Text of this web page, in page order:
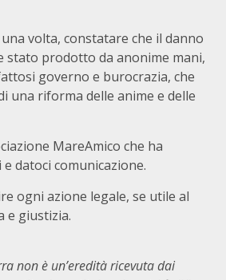
volta, constatare che il danno
stato prodotto da anonime mani,
governo e burocrazia, che
una riforma delle anime e delle
MareAmico che ha
datoci comunicazione.
ogni azione legale, se utile al
e giustizia.
non è un’eredità ricevuta dai